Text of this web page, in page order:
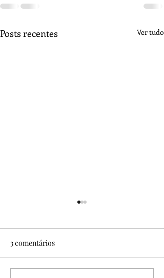
Posts recentes Ver tudo
3 comentários